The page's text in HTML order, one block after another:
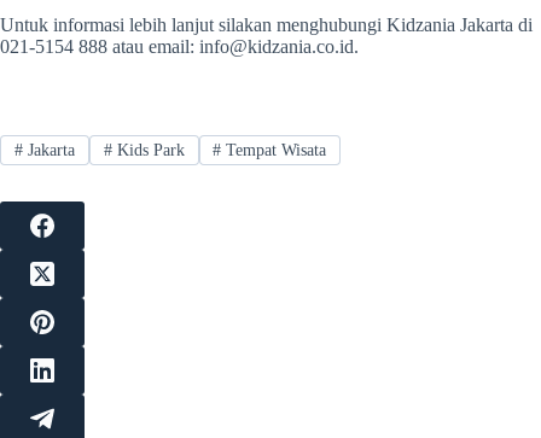
Untuk informasi lebih lanjut silakan menghubungi Kidzania Jakarta di
021-5154 888 atau email: info@kidzania.co.id.
#Jakarta #Kids Park # Tempat Wisata